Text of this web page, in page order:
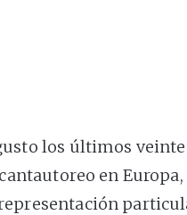
los últimos veinte
en